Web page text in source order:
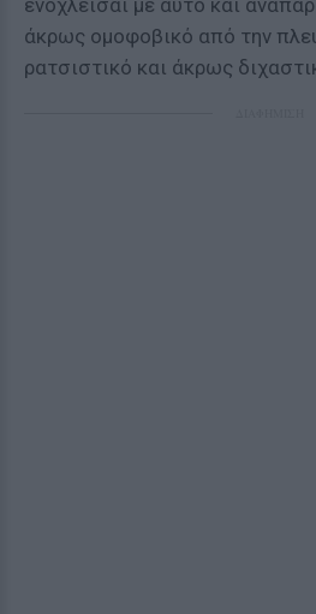
ενοχλείσαι με αυτό και
άκρως ομοφοβικό από την
ρατσιστικό και άκρως